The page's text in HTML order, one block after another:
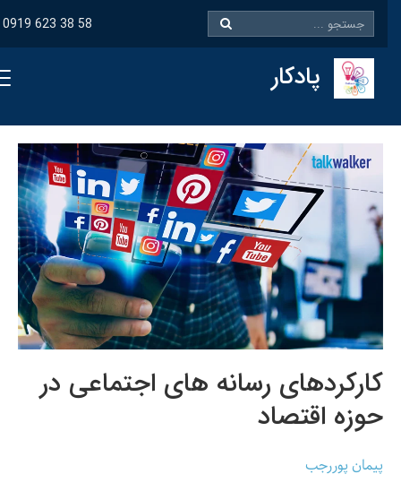
0919 623 38 58
پادکار
کارکردهای رسانه های اجتماعی در
حوزه اقتصاد
پیمان پوررجب